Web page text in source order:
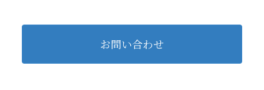
お問い合わせ